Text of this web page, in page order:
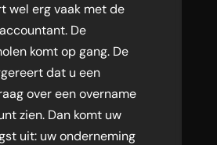
wel erg vaak met de
De
komt op gang. De
dat u een
over een overname
zien. Dan komt uw
uit: uw onderneming